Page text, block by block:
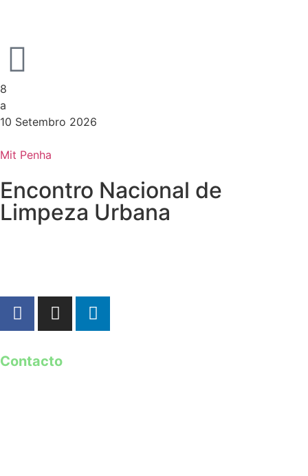
8
a
10 Setembro 2026
Mit Penha
Encontro Nacional de
Limpeza Urbana
Contacto